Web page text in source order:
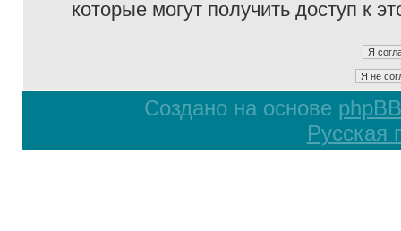
которые могут получить доступ к
Создано на основе phpBB
Русская